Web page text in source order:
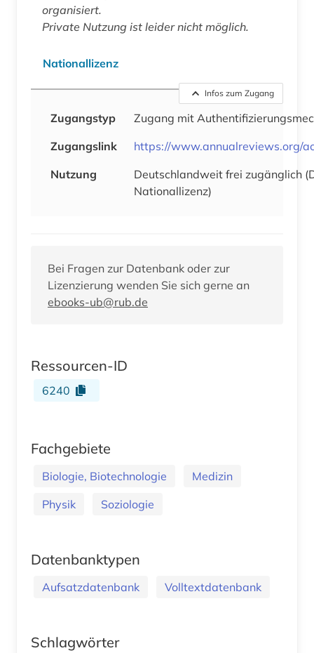
organisiert.
Private Nutzung ist leider nicht möglich.
Nationallizenz
Infos zum Zugang
Zugangstyp
Zugang mit
Zugangslink
https://www.annualreviews.org/
Nutzung
Deutschlandweit frei zugänglich
Nationallizenz)
Bei Fragen zur Datenbank oder zur
Lizenzierung wenden Sie sich gerne an
ebooks-ub@rub.de
Ressourcen-ID
6240
Fachgebiete
Biologie, Biotechnologie
Medizin
Physik
Soziologie
Datenbanktypen
Aufsatzdatenbank Volltextdatenbank
Schlagwörter